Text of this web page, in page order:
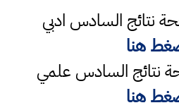
نتائج السادس ادبي
هنا
نتائج السادس علمي
هنا